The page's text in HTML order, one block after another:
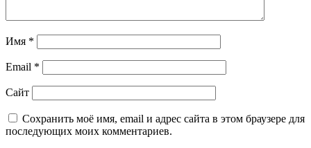
Имя *
Email *
Сайт
Сохранить моё имя, email и адрес сайта в этом браузере для
последующих моих комментариев.